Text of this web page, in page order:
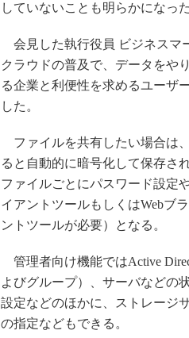
していないことも明らかになった
会見した執行役員 ビジネスマ
クラウドの普及で、データをや
る企業と利便性を求めるユーザ
した。
ファイルを共有したい場合は
ると自動的に暗号化して保存さ
ファイルごとにパスワード設定
イアントツールもしくはWebブ
ントツールが必要）となる。
管理者向け機能ではActive
よびグループ）、サーバなどの
設定などのほかに、ストレージ
の指定などもできる。